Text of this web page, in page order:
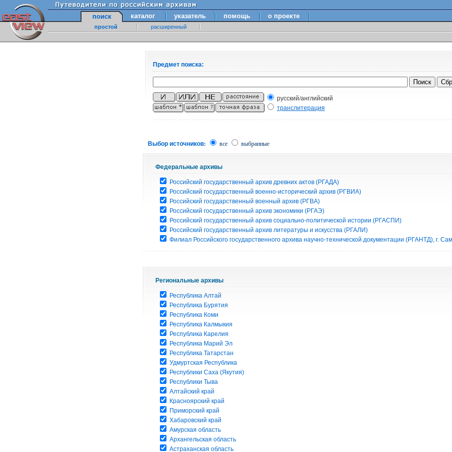
поиск каталог указатель помощь о проекте
простой расширенный
Предмет поиска:
русский/английский
транслитерация
Выбор источников: все выбранные
Федеральные архивы
Российский государственный архив древних актов (РГАДА)
Российский государственный военно-исторический архив (РГВИА)
Российский государственный военный архив (РГВА)
Российский государственный архив экономики (РГАЭ)
Российский государственный архив социально-политической истории (РГАСПИ)
Российский государственный архив литературы и искусства (РГАЛИ)
Филиал Российского государственного архива научно-технической документации (РГАНТД), г.
Региональные архивы
Республика Алтай
Республика Бурятия
Республика Коми
Республика Калмыкия
Республика Карелия
Республика Марий Эл
Республика Татарстан
Удмуртская Республика
Республики Саха (Якутия)
Республики Тыва
Алтайский край
Красноярский край
Приморский край
Хабаровский край
Амурская область
Архангельская область
Астраханская область